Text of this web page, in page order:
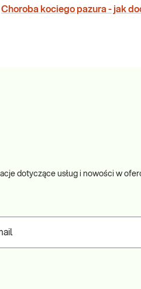
Choroba kociego pazura - jak
dotyczące usług i nowości w